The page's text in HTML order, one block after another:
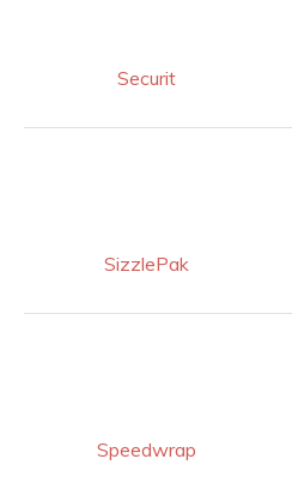
Securit
SizzlePak
Speedwrap